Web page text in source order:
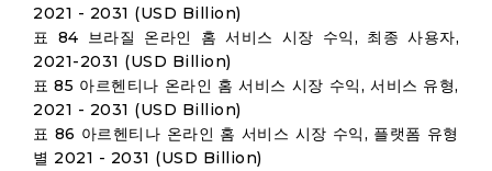
2021 - 2031 (USD Billion)
표 84 브라질 온라인 홈 서비스 시장 수익, 최종 사용자,
2021-2031 (USD Billion)
표 85 아르헨티나 온라인 홈 서비스 시장 수익, 서비스 유형,
2021 - 2031 (USD Billion)
표 86 아르헨티나 온라인 홈 서비스 시장 수익, 플랫폼 유형
별 2021 - 2031 (USD Billion)